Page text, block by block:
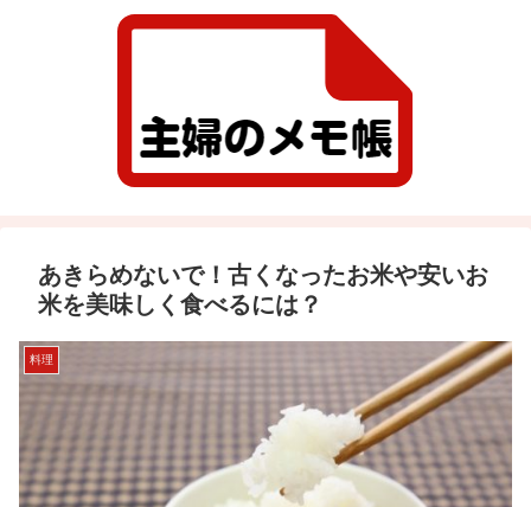
あきらめないで！古くなったお米や安いお
米を美味しく食べるには？
料理